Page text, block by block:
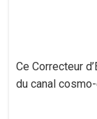
​Ce Correcteur
du canal